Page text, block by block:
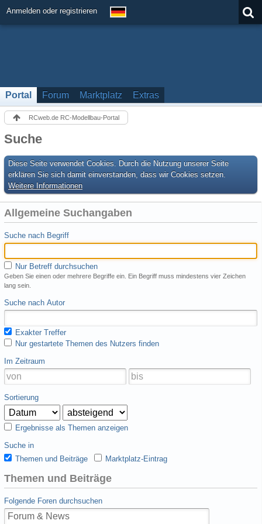
Anmelden oder registrieren
Portal Forum Marktplatz Extras
RCweb.de RC-Modellbau-Portal
Suche
Diese Seite verwendet Cookies. Durch die Nutzung unserer Seite
erklären Sie sich damit einverstanden, dass wir Cookies setzen.
Weitere Informationen
Allgemeine Suchangaben
Suche nach Begriff
Nur Betreff durchsuchen
Geben Sie einen oder mehrere Begriffe ein. Ein Begriff muss mindestens vier Zeichen
lang sein.
Suche nach Autor
Exakter Treffer
Nur gestartete Themen des Nutzers finden
Im Zeitraum
Sortierung
Ergebnisse als Themen anzeigen
Suche in
Themen und Beiträge
Marktplatz-Eintrag
Themen und Beiträge
Folgende Foren durchsuchen